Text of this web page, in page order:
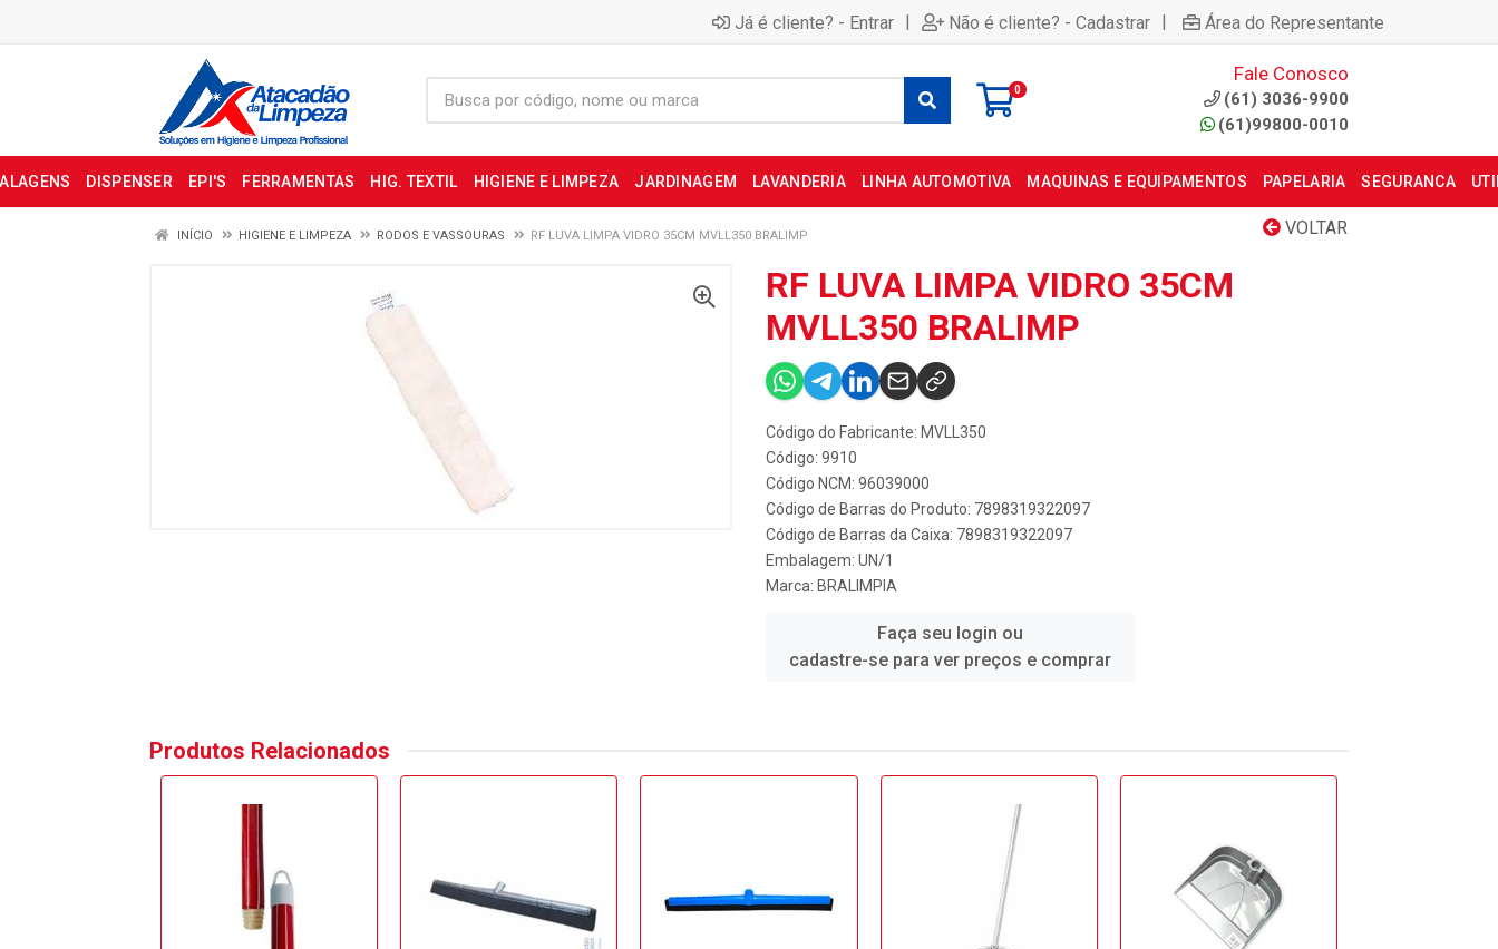
Já é cliente? - Entrar | Não é cliente? - Cadastrar | Área do Representante
0
Fale Conosco
(61) 3036-9900
(61)99800-0010
DISPENSER EPI'S FERRAMENTAS HIG. TEXTIL HIGIENE E LIMPEZA JARDINAGEM LAVANDERIA LINHA AUTOMOTIVA MAQUINAS E EQUIPAMENTOS PAPELARIA SEGURANCA
VOLTAR
INÍCIO HIGIENE E LIMPEZA RODOS E VASSOURAS RF LUVA LIMPA VIDRO 35CM MVLL350 BRALIMP
RF LUVA LIMPA VIDRO 35CM
MVLL350 BRALIMP
Código do Fabricante: MVLL350
Código: 9910
Código NCM: 96039000
Código de Barras do Produto: 7898319322097
Código de Barras da Caixa: 7898319322097
Embalagem: UN/1
Marca: BRALIMPIA
Faça seu login ou
cadastre-se para ver preços e comprar
Produtos Relacionados